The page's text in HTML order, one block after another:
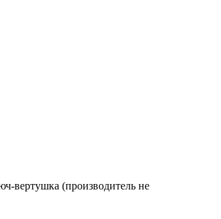
вертушка (производитель не